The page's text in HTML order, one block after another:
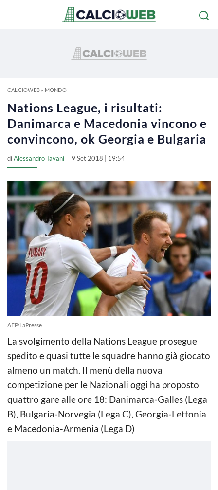
CALCIOWEB» MONDO
Nations League, i risultati:
Danimarca e Macedonia vincono e
convincono, ok Georgia e Bulgaria
diAlessandro Tavani 9 Set 2018 | 19:54
AFP/LaPresse
La svolgimento della Nations League prosegue
spedito e quasi tutte le squadre hanno già giocato
almeno un match. Il menù della nuova
competizione per le Nazionali oggi ha proposto
quattro gare alle ore 18: Danimarca-Galles (Lega
B), Bulgaria-Norvegia (Lega C), Georgia-Lettonia
e Macedonia-Armenia (Lega D)